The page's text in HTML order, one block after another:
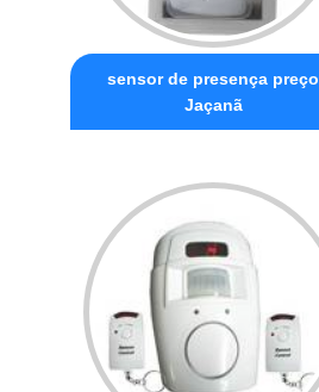
sensor de presença preço
Jaçanã